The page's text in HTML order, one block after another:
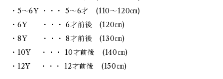
・5～6Y ・・・ 5～6才 (110～120㎝)
・6Y ・・・ 6才前後 (120㎝)
・8Y ・・・ 8才前後 (130㎝)
・10Y ・・・ 10才前後 (140㎝)
・12Y ・・・ 12才前後 (150㎝)